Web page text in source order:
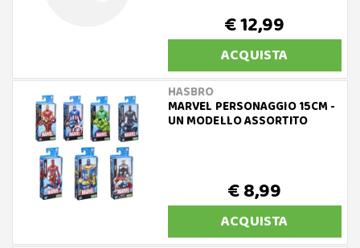
€ 12,99
ACQUISTA
HASBRO
MARVEL PERSONAGGIO 15CM -
UN MODELLO ASSORTITO
€ 8,99
ACQUISTA